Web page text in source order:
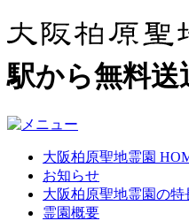
駅から無料送
大阪柏原聖地霊園
お知らせ
大阪柏原聖地霊園の特
霊園概要